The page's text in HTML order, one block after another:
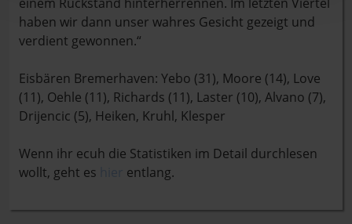
haben wir dann unser wahres Gesicht gezeigt und
verdient gewonnen.“
Eisbären Bremerhaven: Yebo (31), Moore (14), Love
(11), Oehle (11), Richards (11), Laster (10), Alvano (7),
Drijencic (5), Heiken, Kruhl, Klesper
Wenn ihr ecuh die Statistiken im Detail durchlesen
wollt, geht es
entlang.